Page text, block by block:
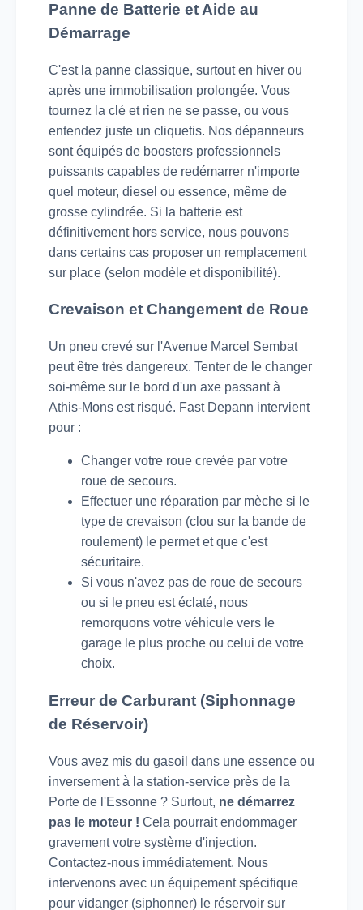
Panne de Batterie et Aide au
Démarrage
C'est la panne classique, surtout en hiver ou
après une immobilisation prolongée. Vous
tournez la clé et rien ne se passe, ou vous
entendez juste un cliquetis. Nos dépanneurs
sont équipés de boosters professionnels
puissants capables de redémarrer n'importe
quel moteur, diesel ou essence, même de
grosse cylindrée. Si la batterie est
définitivement hors service, nous pouvons
dans certains cas proposer un remplacement
sur place (selon modèle et disponibilité).
Crevaison et Changement de Roue
Un pneu crevé sur l'Avenue Marcel Sembat
peut être très dangereux. Tenter de le changer
soi-même sur le bord d'un axe passant à
Athis-Mons est risqué. Fast Depann intervient
pour :
Changer votre roue crevée par votre
roue de secours.
Effectuer une réparation par mèche si le
type de crevaison (clou sur la bande de
roulement) le permet et que c'est
sécuritaire.
Si vous n'avez pas de roue de secours
ou si le pneu est éclaté, nous
remorquons votre véhicule vers le
garage le plus proche ou celui de votre
choix.
Erreur de Carburant (Siphonnage
de Réservoir)
Vous avez mis du gasoil dans une essence ou
inversement à la station-service près de la
Porte de l'Essonne ? Surtout, ne démarrez
pas le moteur ! Cela pourrait endommager
gravement votre système d'injection.
Contactez-nous immédiatement. Nous
intervenons avec un équipement spécifique
pour vidanger (siphonner) le réservoir sur